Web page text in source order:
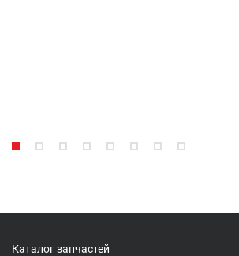
Каталог запчастей